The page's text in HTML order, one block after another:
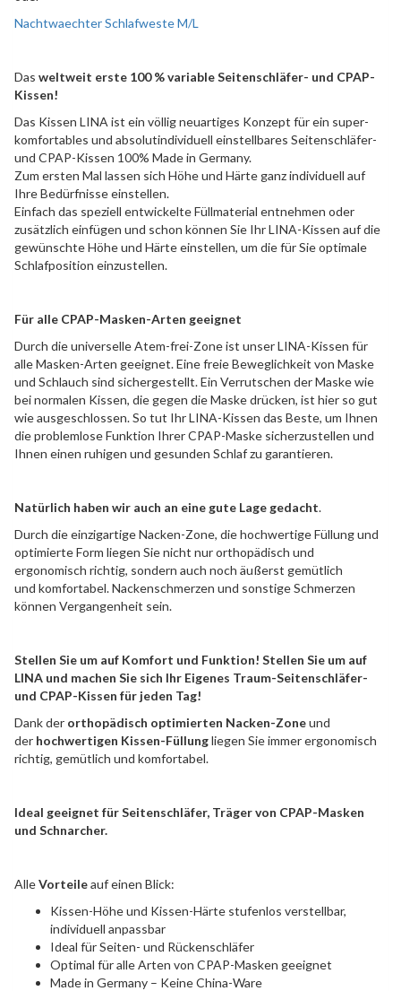
Nachtwaechter Schlafweste M/L
Das weltweit erste 100 % variable Seitenschläfer- und CPAP-
Kissen!
Das Kissen LINA ist ein völlig neuartiges Konzept für ein super-
komfortables und absolutindividuell einstellbares Seitenschläfer-
und CPAP-Kissen 100% Made in Germany.
Zum ersten Mal lassen sich Höhe und Härte ganz individuell auf
Ihre Bedürfnisse einstellen.
Einfach das speziell entwickelte Füllmaterial entnehmen oder
zusätzlich einfügen und schon können Sie Ihr LINA-Kissen auf die
gewünschte Höhe und Härte einstellen, um die für Sie optimale
Schlafposition einzustellen.
Für alle CPAP-Masken-Arten geeignet
Durch die universelle Atem-frei-Zone ist unser LINA-Kissen für
alle Masken-Arten geeignet. Eine freie Beweglichkeit von Maske
und Schlauch sind sichergestellt. Ein Verrutschen der Maske wie
bei normalen Kissen, die gegen die Maske drücken, ist hier so gut
wie ausgeschlossen. So tut Ihr LINA-Kissen das Beste, um Ihnen
die problemlose Funktion Ihrer CPAP-Maske sicherzustellen und
Ihnen einen ruhigen und gesunden Schlaf zu garantieren.
Natürlich haben wir auch an eine gute Lage gedacht.
Durch die einzigartige Nacken-Zone, die hochwertige Füllung und
optimierte Form liegen Sie nicht nur orthopädisch und
ergonomisch richtig, sondern auch noch äußerst gemütlich
und komfortabel. Nackenschmerzen und sonstige Schmerzen
können Vergangenheit sein.
Stellen Sie um auf Komfort und Funktion! Stellen Sie um auf
LINA und machen Sie sich Ihr Eigenes Traum-Seitenschläfer-
und CPAP-Kissen für jeden Tag!
Dank der orthopädisch optimierten Nacken-Zoneund
der hochwertigen Kissen-Füllungliegen Sie immer ergonomisch
richtig, gemütlich und komfortabel.
Ideal geeignet für Seitenschläfer, Träger von CPAP-Masken
und Schnarcher.
AlleVorteileauf einen Blick:
Kissen-Höhe und Kissen-Härte stufenlos verstellbar,
individuell anpassbar
Ideal für Seiten- und Rückenschläfer
Optimal für alle Arten von CPAP-Masken geeignet
Made in Germany – Keine China-Ware